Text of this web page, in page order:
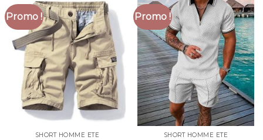
Promo !
SHORT HOMME ETE
Promo !
SHORT HOMME ETE